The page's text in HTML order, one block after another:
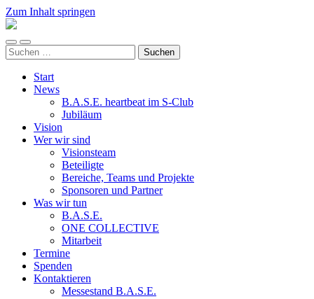
Zum Inhalt springen
ALL
ONE
e.V.
Mobile-
Menü
Suchfeld
ein-/ausblenden
Suchen
nach:
Start
News
B.A.S.E. heartbeat im S-Club
Jubiläum
Vision
Wer wir sind
Visionsteam
Beteiligte
Bereiche, Teams und Projekte
Sponsoren und Partner
Was wir tun
B.A.S.E.
ONE COLLECTIVE
Mitarbeit
Termine
Spenden
Kontaktieren
Messestand B.A.S.E.